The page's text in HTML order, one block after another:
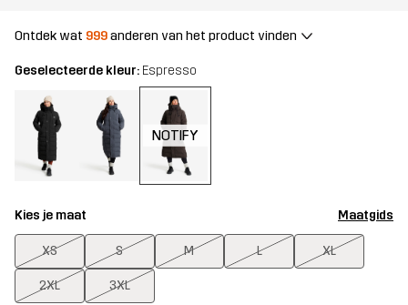
Ontdek wat 999anderen van het product vinden
Geselecteerde kleur: Espresso
NOTIFY
Kies je maat Maatgids
XS S M L XL
2XL 3XL